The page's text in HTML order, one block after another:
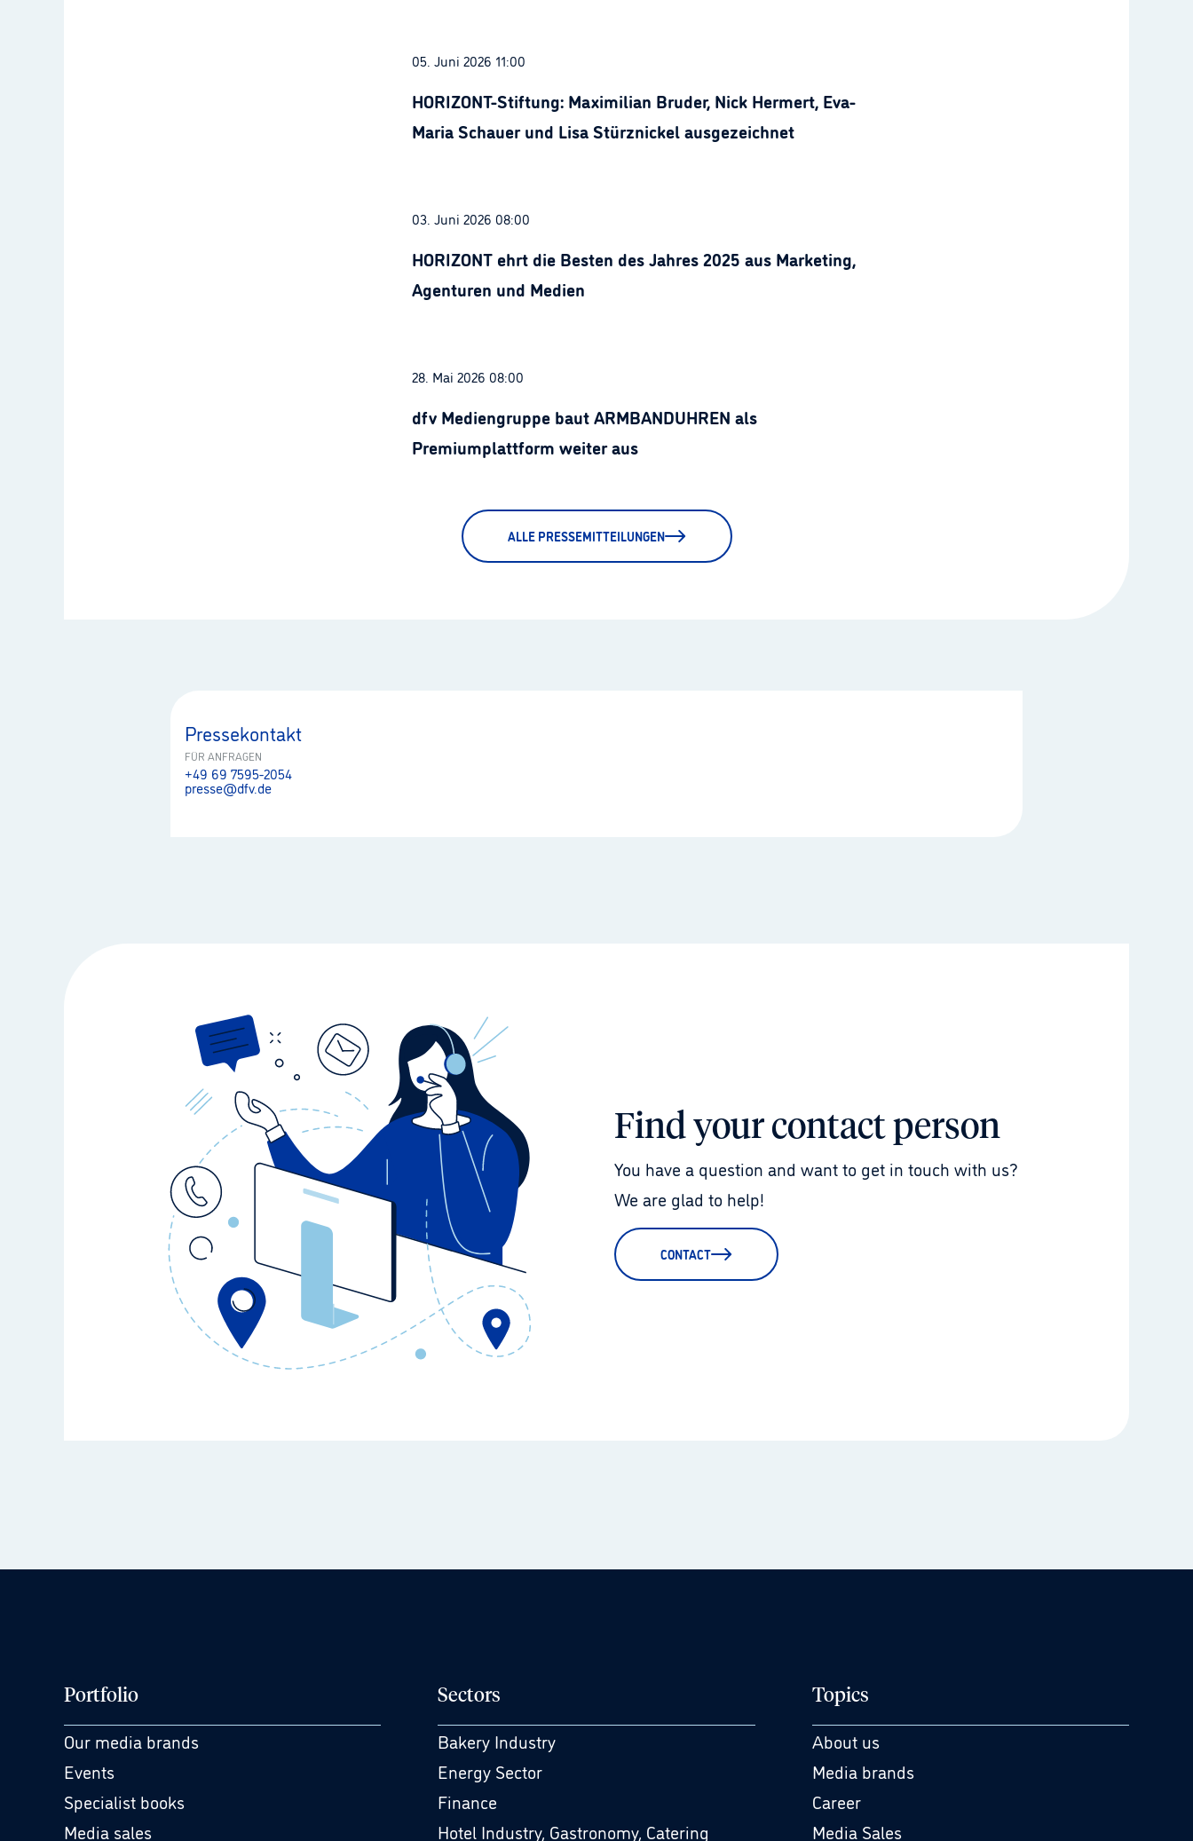
05. Juni 2026 11:00
HORIZONT-Stiftung: Maximilian Bruder, Nick Hermert, Eva-
Maria Schauer und Lisa Stürznickel ausgezeichnet
03. Juni 2026 08:00
HORIZONT ehrt die Besten des Jahres 2025 aus Marketing,
Agenturen und Medien
28. Mai 2026 08:00
dfv Mediengruppe baut ARMBANDUHREN als
Premiumplattform weiter aus
ALLE PRESSEMITTEILUNGEN
Pressekontakt
FÜR ANFRAGEN
+49 69 7595-2054
presse@dfv.de
Find your contact person
You have a question and want to get in touch with us?
We are glad to help!
CONTACT
Portfolio
Our media brands
Events
Specialist books
Media sales
Sectors
Bakery Industry
Energy Sector
Finance
Hotel Industry, Gastronomy, Catering
Topics
About us
Media brands
Career
Media Sales